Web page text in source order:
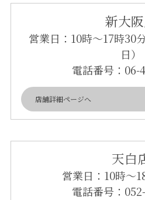
新大
営業日：10時～17時30
日）
電話番号： 06-
店舗詳細ページへ
天白
営業日：10時～
電話番号：